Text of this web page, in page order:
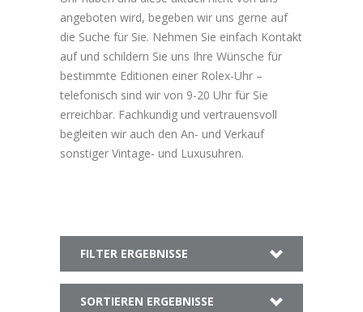
angeboten wird, begeben wir uns gerne auf
die Suche für Sie. Nehmen Sie einfach Kontakt
auf und schildern Sie uns Ihre Wünsche für
bestimmte Editionen einer Rolex-Uhr –
telefonisch sind wir von 9-20 Uhr für Sie
erreichbar. Fachkundig und vertrauensvoll
begleiten wir auch den An- und Verkauf
sonstiger Vintage- und Luxusuhren.
FILTER ERGEBNISSE
SORTIEREN ERGEBNISSE